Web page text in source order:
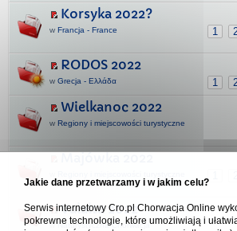
Korsyka 2022?
1
w Francja - France
RODOS 2022
1
w Grecja - Ελλάδα
Wielkanoc 2022
w Regiony i miejscowości turystyczne
Valalta 2022
wNaturystyczna Chorwacja
Jakie dane przetwarzamy i w jakim celu?
Serwis internetowy Cro.pl Chorwacja Online
pokrewne technologie, które umożliwiają i